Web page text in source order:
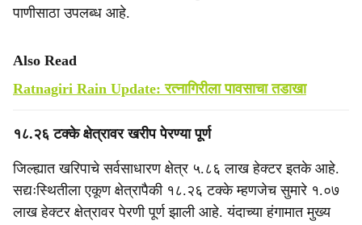
पाणीसाठा उपलब्ध आहे.
Also Read
Ratnagiri Rain Update: रत्नागिरीला पावसाचा तडाखा
१८.२६ टक्के क्षेत्रावर खरीप पेरण्या पूर्ण
जिल्ह्यात खरिपाचे सर्वसाधारण क्षेत्र ५.८६ लाख हेक्टर इतके आहे.
सद्यःस्थितीला एकूण क्षेत्रापैकी १८.२६ टक्के म्हणजेच सुमारे १.०७
लाख हेक्टर क्षेत्रावर पेरणी पूर्ण झाली आहे. यंदाच्या हंगामात मुख्य